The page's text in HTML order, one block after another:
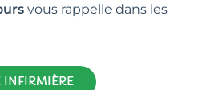
vous rappelle dans les
INFIRMIÈRE